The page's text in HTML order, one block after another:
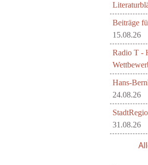
Beiträge
15.08.26
Radio T -
Hans-
24.08.26
31.08.26